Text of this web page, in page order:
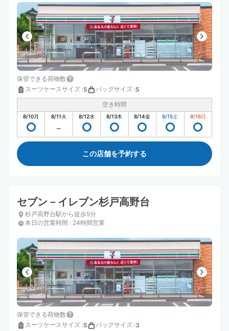
保管できる荷物数
スーツケースサイズ :5 バッグサイズ :5
空き時間
8/10月 8/11火 8/12水 8/13木 8/14金 8/15土 8/16日
この店舗を予約する
セブン－イレブン杉戸高野台
杉戸高野台駅から徒歩5分
本日の営業時間 : 24時間営業
保管できる荷物数
スーツケースサイズ :5 バッグサイズ :3